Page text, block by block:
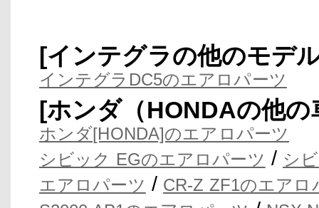
[インテグラの他のモデ
インテグラDC5のエアロパーツ
[ホンダ（HONDAの他
ホンダ[HONDA]のエアロパーツ
シビック EGのエアロパーツ / シ
エアロパーツ / CR-Z ZF1のエアロ